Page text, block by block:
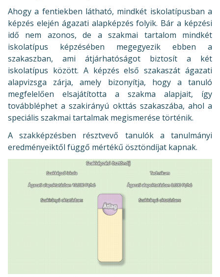
Ahogy a fentiekben látható, mindkét iskolatípusban a
képzés elején ágazati alapképzés folyik. Bár a képzési
idő nem azonos, de a szakmai tartalom mindkét
iskolatípus képzésében megegyezik ebben a
szakaszban, ami átjárhatóságot biztosít a két
iskolatípus között. A képzés első szakaszát ágazati
alapvizsga zárja, amely bizonyítja, hogy a tanuló
megfelelően elsajátította a szakma alapjait, így
továbbléphet a szakirányú okttás szakaszába, ahol a
speciális szakmai tartalmak megismerése történik.
A szakképzésben résztvevő tanulók a tanulmányi
eredményeiktől függő mértékű ösztöndíjat kapnak.